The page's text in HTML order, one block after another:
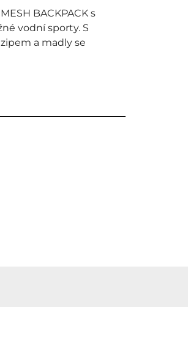
BACKPACK s
vodní sporty. S
a madly se